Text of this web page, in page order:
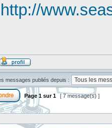
http://
messages publiés depuis :
Page 1 sur1 [ 7 message(s) ]